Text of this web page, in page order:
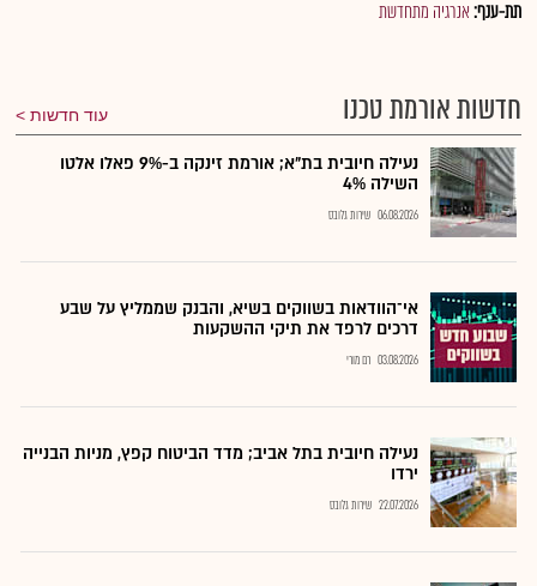
תת-ענף:אנרגיה מתחדשת
חדשות אורמת טכנו עוד חדשות
נעילה חיובית בת"א; אורמת זינקה ב-9% פאלו אלטו
השילה 4%
06.08.2026 שירות גלובס
אי־הוודאות בשווקים בשיא, והבנק שממליץ על שבע
דרכים לרפד את תיקי ההשקעות
03.08.2026 רם מורי
נעילה חיובית בתל אביב; מדד הביטוח קפץ, מניות הבנייה
ירדו
22.07.2026 שירות גלובס